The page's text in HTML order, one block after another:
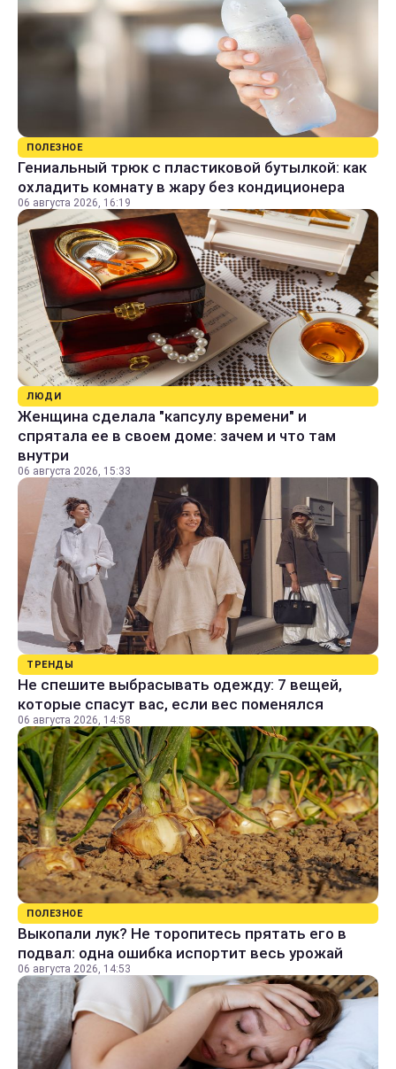
ПОЛЕЗНОЕ
Гениальный трюк с пластиковой бутылкой: как
охладить комнату в жару без кондиционера
06 августа 2026, 16:19
ЛЮДИ
Женщина сделала "капсулу времени" и
спрятала ее в своем доме: зачем и что там
внутри
06 августа 2026, 15:33
ТРЕНДЫ
Не спешите выбрасывать одежду: 7 вещей,
которые спасут вас, если вес поменялся
06 августа 2026, 14:58
ПОЛЕЗНОЕ
Выкопали лук? Не торопитесь прятать его в
подвал: одна ошибка испортит весь урожай
06 августа 2026, 14:53